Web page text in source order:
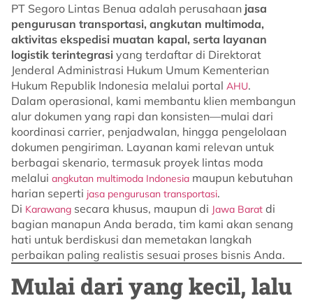
PT Segoro Lintas Benua adalah perusahaan jasa
pengurusan transportasi, angkutan multimoda,
aktivitas ekspedisi muatan kapal, serta layanan
logistik terintegrasi yang terdaftar di Direktorat
Jenderal Administrasi Hukum Umum Kementerian
Hukum Republik Indonesia melalui portal AHU.
Dalam operasional, kami membantu klien membangun
alur dokumen yang rapi dan konsisten—mulai dari
koordinasi carrier, penjadwalan, hingga pengelolaan
dokumen pengiriman. Layanan kami relevan untuk
berbagai skenario, termasuk proyek lintas moda
melalui angkutan multimoda Indonesia maupun kebutuhan
harian seperti jasa pengurusan transportasi.
Di Karawang secara khusus, maupun di Jawa Barat di
bagian manapun Anda berada, tim kami akan senang
hati untuk berdiskusi dan memetakan langkah
perbaikan paling realistis sesuai proses bisnis Anda.
Mulai dari yang kecil, lalu